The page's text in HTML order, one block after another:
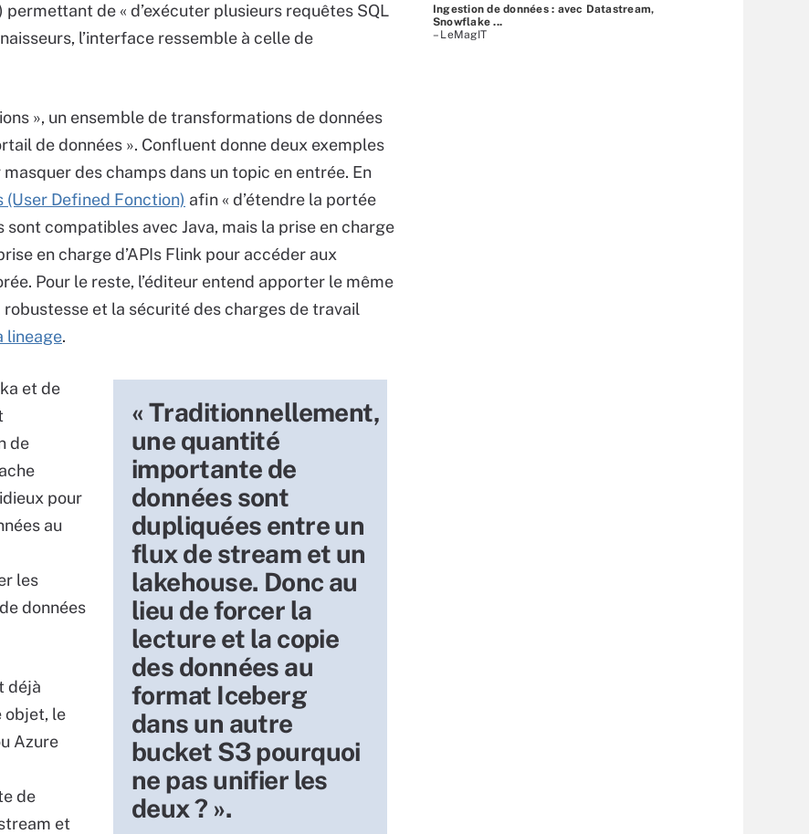
de « d’exécuter plusieurs requêtes SQL
l’interface ressemble à celle de
», un ensemble de transformations de données
de données ». Confluent donne deux exemples
des champs dans un topic en entrée. En
(User Defined Fonction) afin « d’étendre la portée
sont compatibles avec Java, mais la prise en charge
en charge d’APIs Flink pour accéder aux
Pour le reste, l’éditeur entend apporter le même
et la sécurité des charges de travail
lineage.
« Traditionnellement,
une quantité
importante de
données sont
dupliquées entre un
flux de stream et un
lakehouse. Donc au
lieu de forcer la
lecture et la copie
des données au
format Iceberg
dans un autre
bucket S3 pourquoi
ne pas unifier les
deux ? ».
et de
de
pour
au
les
données
déjà
objet, le
Azure
de
et
Ingestion de données : avec Datastream,
Snowflake ...
– LeMagIT